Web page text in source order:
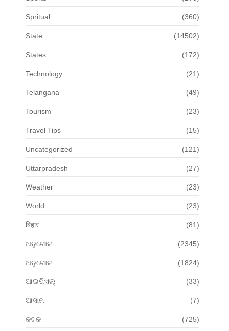
Spritual (360)
State (14502)
States (172)
Technology (21)
Telangana (49)
Tourism (23)
Travel Tips (15)
Uncategorized (121)
Uttarpradesh (27)
Weather (23)
World (23)
बिहार (81)
ଅନୁଗୋଳ (2345)
ଅନୁଗୋଳ (1824)
ଆଇପିଏଲ୍ (33)
ଆସାମ (7)
କଟକ (725)